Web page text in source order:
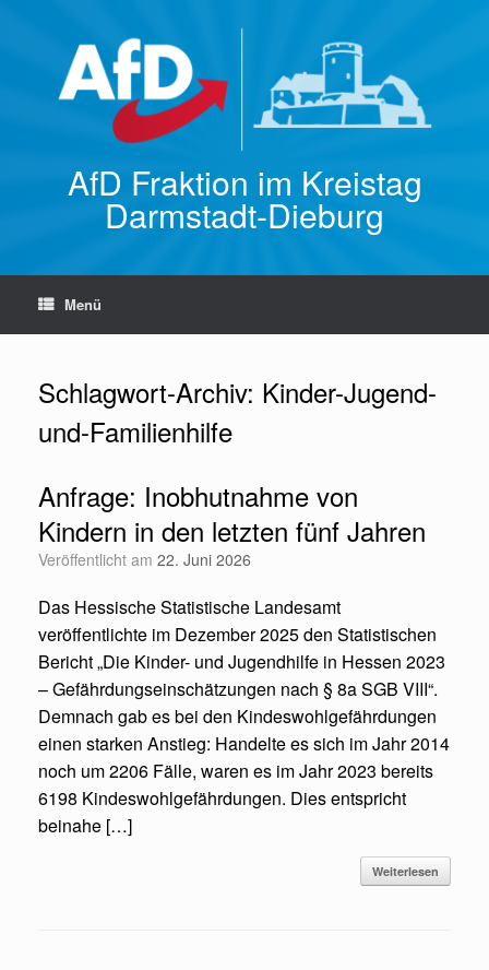
AfD Fraktion im Kreistag
Darmstadt-Dieburg
Menü
Schlagwort-Archiv: Kinder-Jugend-
und-Familienhilfe
Anfrage: Inobhutnahme von
Kindern in den letzten fünf Jahren
Veröffentlicht am 22. Juni 2026
Das Hessische Statistische Landesamt
veröffentlichte im Dezember 2025 den Statistischen
Bericht „Die Kinder- und Jugendhilfe in Hessen 2023
– Gefährdungseinschätzungen nach § 8a SGB VIII“.
Demnach gab es bei den Kindeswohlgefährdungen
einen starken Anstieg: Handelte es sich im Jahr 2014
noch um 2206 Fälle, waren es im Jahr 2023 bereits
6198 Kindeswohlgefährdungen. Dies entspricht
beinahe […]
Weiterlesen